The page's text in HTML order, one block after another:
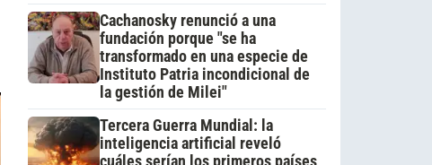
Cachanosky renunció a una
fundación porque "se ha
transformado en una especie de
Instituto Patria incondicional de
la gestión de Milei"
Tercera Guerra Mundial: la
inteligencia artificial reveló
cuáles serían los primeros países